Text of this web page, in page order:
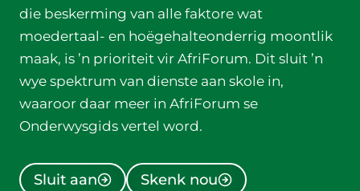
die beskerming van alle faktore wat
moedertaal- en hoëgehalteonderrig moontlik
maak, is ’n prioriteit vir AfriForum. Dit sluit ’n
wye spektrum van dienste aan skole in,
waaroor daar meer in AfriForum se
Onderwysgids vertel word.
Sluit aan Skenk nou